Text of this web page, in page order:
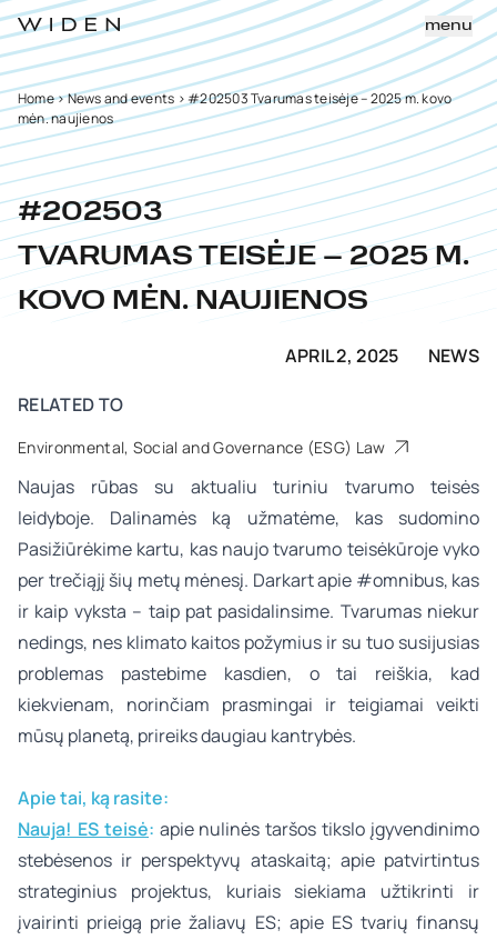
menu
Home>News and events > #202503 Tvarumas teisėje – 2025 m. kovo
mėn. naujienos
#202503
TVARUMAS TEISĖJE – 2025 M.
KOVO MĖN. NAUJIENOS
APRIL 2, 2025
NEWS
RELATED TO
Environmental, Social and Governance (ESG) Law
Naujas rūbas su aktualiu turiniu tvarumo teisės
leidyboje. Dalinamės ką užmatėme, kas sudomino
Pasižiūrėkime kartu, kas naujo tvarumo teisėkūroje vyko
per trečiąjį šių metų mėnesį. Darkart apie #omnibus, kas
ir kaip vyksta – taip pat pasidalinsime. Tvarumas niekur
nedings, nes klimato kaitos požymius ir su tuo susijusias
problemas pastebime kasdien, o tai reiškia, kad
kiekvienam, norinčiam prasmingai ir teigiamai veikti
mūsų planetą, prireiks daugiau kantrybės.
Apie tai, ką rasite:
Nauja! ES teisė: apie nulinės taršos tikslo įgyvendinimo
stebėsenos ir perspektyvų ataskaitą; apie patvirtintus
strateginius projektus, kuriais siekiama užtikrinti ir
įvairinti prieigą prie žaliavų ES; apie ES tvarių finansų